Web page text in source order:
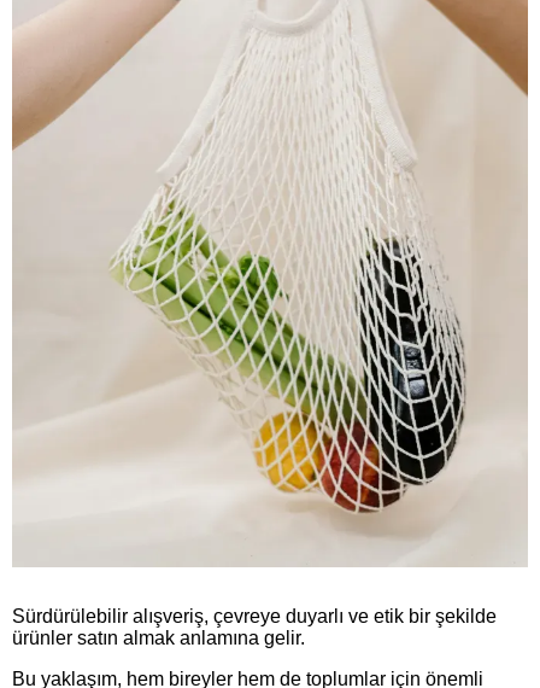
Sürdürülebilir alışveriş, çevreye duyarlı ve etik bir şekilde
ürünler satın almak anlamına gelir.
Bu yaklaşım, hem bireyler hem de toplumlar için önemli